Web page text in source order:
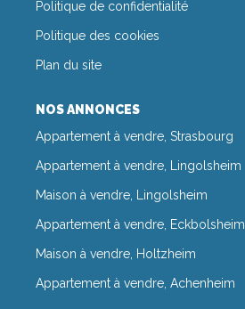
Politique de confidentialité
Politique des cookies
Plan du site
NOS ANNONCES
Appartement à vendre, Strasbourg
Appartement à vendre, Lingolsheim
Maison à vendre, Lingolsheim
Appartement à vendre, Eckbolsheim
Maison à vendre, Holtzheim
Appartement à vendre, Achenheim